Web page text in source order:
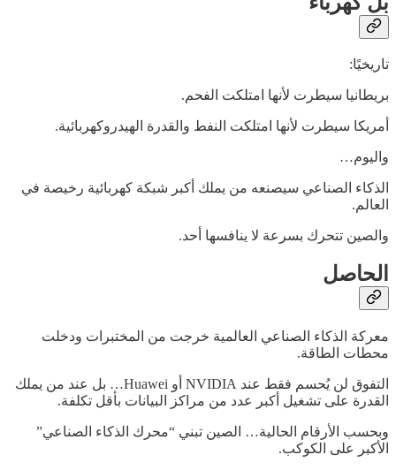
تاريخيًا:
بريطانيا سيطرت لأنها امتلكت الفحم.
أمريكا سيطرت لأنها امتلكت النفط والقدرة الهيدروكهربائية.
واليوم…
الذكاء الصناعي سيصنعه من يملك أكبر شبكة كهربائية رخيصة في
العالم.
والصين تتحرك بسرعة لا ينافسها أحد.
الحاصل
معركة الذكاء الصناعي العالمية خرجت من المختبرات ودخلت
محطات الطاقة.
التفوق لن يُحسم فقط عند NVIDIA أو Huawei… بل عند من يملك
القدرة على تشغيل أكبر عدد من مراكز البيانات بأقل تكلفة.
وبحسب الأرقام الحالية… الصين تبني “محرك الذكاء الصناعي”
الأكبر على الكوكب.